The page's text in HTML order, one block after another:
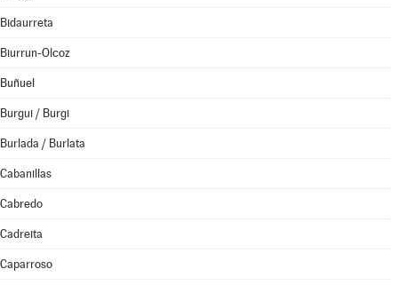
Bidaurreta
Biurrun-Olcoz
Buñuel
Burgui / Burgi
Burlada / Burlata
Cabanillas
Cabredo
Cadreita
Caparroso